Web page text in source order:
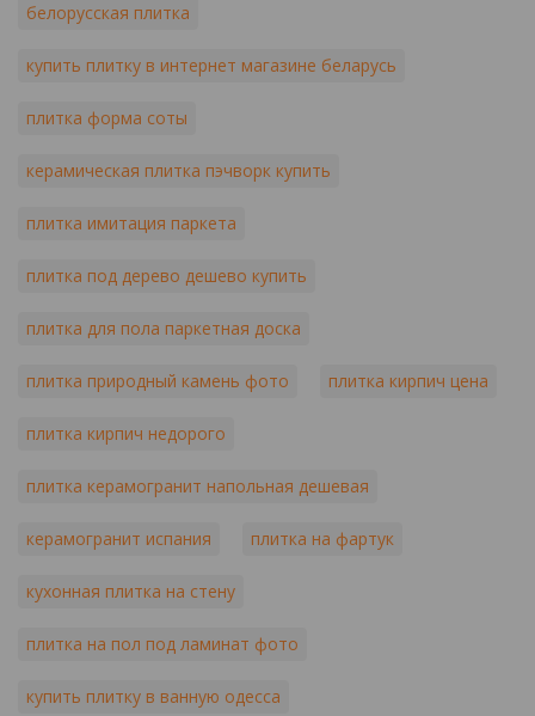
белорусская плитка
купить плитку в интернет магазине беларусь
плитка форма соты
керамическая плитка пэчворк купить
плитка имитация паркета
плитка под дерево дешево купить
плитка для пола паркетная доска
плитка природный камень фото плитка кирпич цена
плитка кирпич недорого
плитка керамогранит напольная дешевая
керамогранит испания плитка на фартук
кухонная плитка на стену
плитка на пол под ламинат фото
купить плитку в ванную одесса